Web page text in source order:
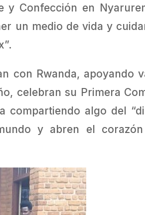
Confección en
un medio de vida y
con Rwanda, apoyando
celebran su Primera
compartiendo algo del
y abren el